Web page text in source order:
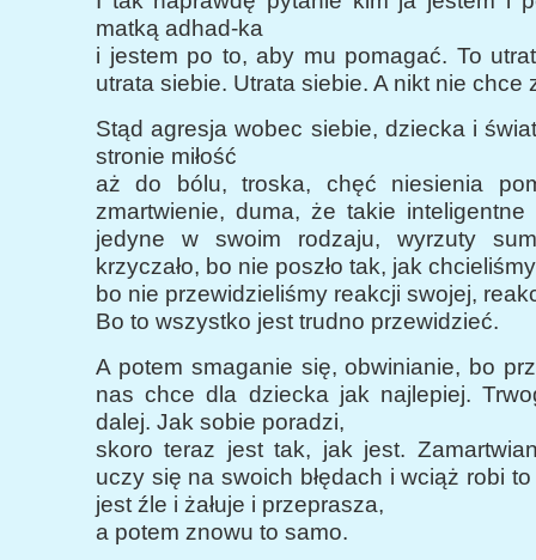
matką adhad-ka
i jestem po to, aby mu pomagać. To
utrata siebie. Utrata siebie. A nikt nie chce
Stąd agresja wobec siebie, dziecka i
stronie miłość
aż do bólu, troska, chęć niesienia
zmartwienie, duma, że takie
jedyne w swoim rodzaju, wyrzuty
krzyczało, bo nie poszło tak, jak
bo nie przewidzieliśmy reakcji swojej,
Bo to wszystko jest trudno przewidzieć.
A potem smaganie się, obwinianie, bo
nas chce dla dziecka jak najlepiej.
dalej. Jak sobie poradzi,
skoro teraz jest tak, jak jest.
uczy się na swoich błędach i wciąż robi
jest źle i żałuje i przeprasza,
a potem znowu to samo.